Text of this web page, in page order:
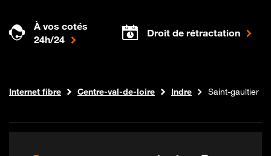
À vos cotés
24h/24
Droit de rétractation
Boutique Orange
Internet fibre Centre-val-de-loire Indre Saint-gaultier